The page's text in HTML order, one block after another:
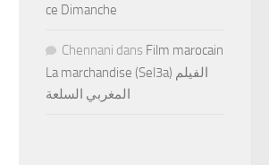
ce Dimanche
Chennani dans Film marocain
La marchandise (Sel3a) الفيلم
المغربي السلعة